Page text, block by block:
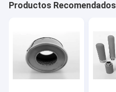
Productos Recomendados